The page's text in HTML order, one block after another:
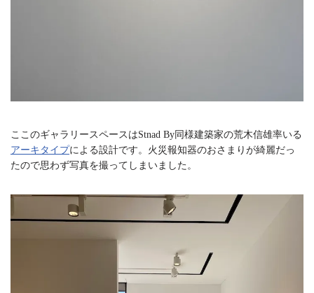
ここのギャラリースペースはStnad By同様建築家の荒木信雄率いる
アーキタイプによる設計です。火災報知器のおさまりが綺麗だっ
たので思わず写真を撮ってしまいました。